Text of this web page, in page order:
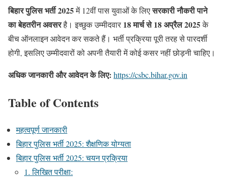
बिहार पुलिस भर्ती 2025में 12वीं पास युवाओं के लिएसरकारी नौकरी पाने
का बेहतरीन अवसरहै। इच्छुक उम्मीदवार 18 मार्च से 18 अप्रैल 2025के
बीच ऑनलाइन आवेदन कर सकते हैं। भर्ती प्रक्रिया पूरी तरह से पारदर्शी
होगी, इसलिए उम्मीदवारों को अपनी तैयारी में कोई कसर नहीं छोड़नी चाहिए।
अधिक जानकारी और आवेदन के लिए: https://csbc.bihar.gov.in
Table of Contents
महत्वपूर्ण जानकारी
बिहार पुलिस भर्ती 2025: शैक्षणिक योग्यता
बिहार पुलिस भर्ती 2025: चयन प्रक्रिया
1. लिखित परीक्षा: